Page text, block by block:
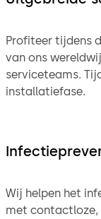
Profiteer tijdens
van ons
serviceteams.
installatiefase.
Wij helpen het
met